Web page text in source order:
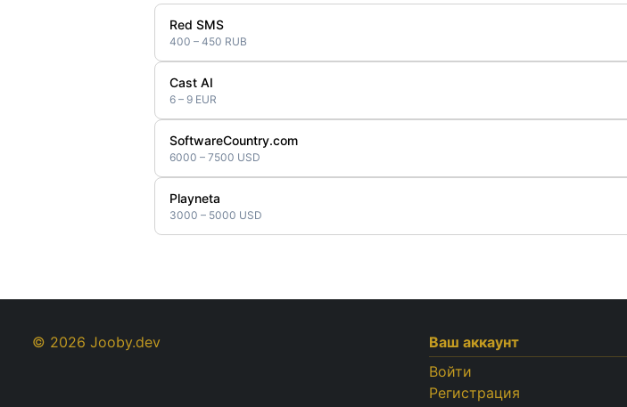
Red SMS
400 – 450 RUB
Cast AI
6 – 9 EUR
SoftwareCountry.com
6000 – 7500 USD
Playneta
3000 – 5000 USD
© 2026 Jooby.dev
Ваш аккаунт
Войти
Регистрация